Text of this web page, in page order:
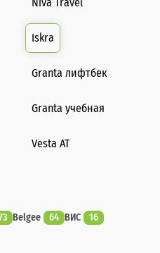
Iskra
Granta лифтбек
Granta учебная
Vesta AT
Belgee 64 ВИС
16